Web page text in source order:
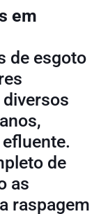
em
de esgoto
de
as
raspagem